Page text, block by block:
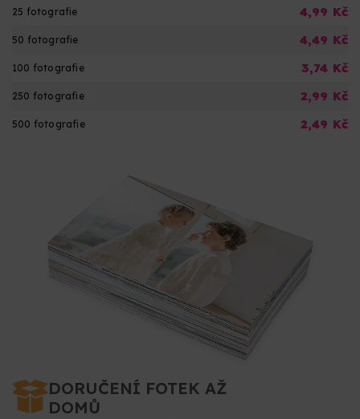
25 fotografie 4,99 Kč
50 fotografie 4,49 Kč
100 fotografie 3,74 Kč
250 fotografie 2,99 Kč
500 fotografie 2,49 Kč
DORUČENÍ FOTEK AŽ
DOMŮ